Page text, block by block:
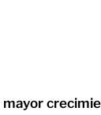
mayor